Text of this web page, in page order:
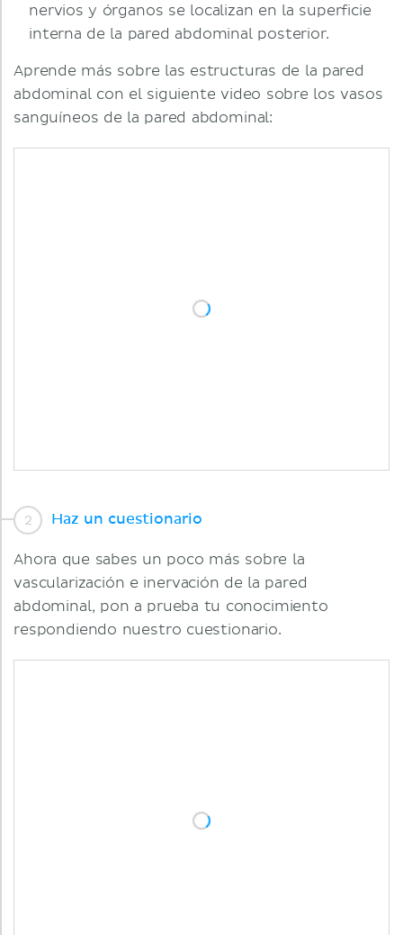
nervios y órganos se localizan en la superficie
interna de la pared abdominal posterior.
Aprende más sobre las estructuras de la pared
abdominal con el siguiente video sobre los vasos
sanguíneos de la pared abdominal:
Haz un cuestionario
Ahora que sabes un poco más sobre la
vascularización e inervación de la pared
abdominal, pon a prueba tu conocimiento
respondiendo nuestro cuestionario.